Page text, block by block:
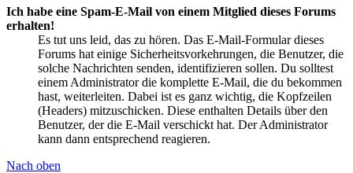
Ich habe eine Spam-E-Mail von einem Mitglied dieses Forums
erhalten!
Es tut uns leid, das zu hören. Das E-Mail-Formular dieses
Forums hat einige Sicherheitsvorkehrungen, die Benutzer, die
solche Nachrichten senden, identifizieren sollen. Du solltest
einem Administrator die komplette E-Mail, die du bekommen
hast, weiterleiten. Dabei ist es ganz wichtig, die Kopfzeilen
(Headers) mitzuschicken. Diese enthalten Details über den
Benutzer, der die E-Mail verschickt hat. Der Administrator
kann dann entsprechend reagieren.
Nach oben